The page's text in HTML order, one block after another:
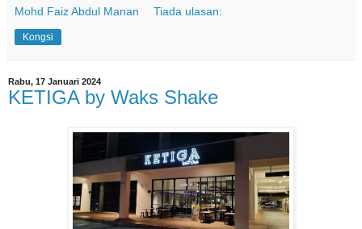
Mohd Faiz Abdul Manan Tiada ulasan:
Kongsi
Rabu, 17 Januari 2024
KETIGA by Waks Shake